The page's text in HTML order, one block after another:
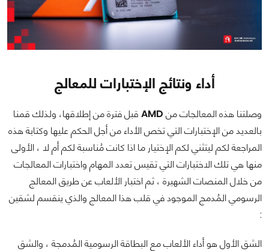
أداء ونتائج الإختبارات للمعالج
وصلتنا هذه المعالجات من AMD قبل فترة من إطلاقها، ولذلك قمنا
بالعديد من الإختبارات التي تخص الأداء من أجل الحكم عليها وكتابة هذه
المراجعة لكم ليتثني لكم الإختيار ما اذا كانت مُناسبة لكم أم لا ، الأولى
منها هي تلك الاختبارات التي تقيس تعدد المهام واختبارات المعالجات
من خلال المنصات الشهيرة ، ثم اختبار الألعاب عن طريق المعالج
الرسومي المُدمج الموجود في قلب هذا المعالج والذي ينقسم لشقين
:
الشق الأول هو أداء الألعاب مع البطاقة الرسومية المُدمجة ، والشق